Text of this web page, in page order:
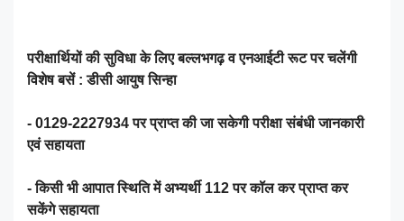
परीक्षार्थियों की सुविधा के लिए बल्लभगढ़ व एनआईटी रूट पर चलेंगी
विशेष बसें : डीसी आयुष सिन्हा
- 0129-2227934 पर प्राप्त की जा सकेगी परीक्षा संबंधी जानकारी
एवं सहायता
- किसी भी आपात स्थिति में अभ्यर्थी 112 पर कॉल कर प्राप्त कर
सकेंगे सहायता